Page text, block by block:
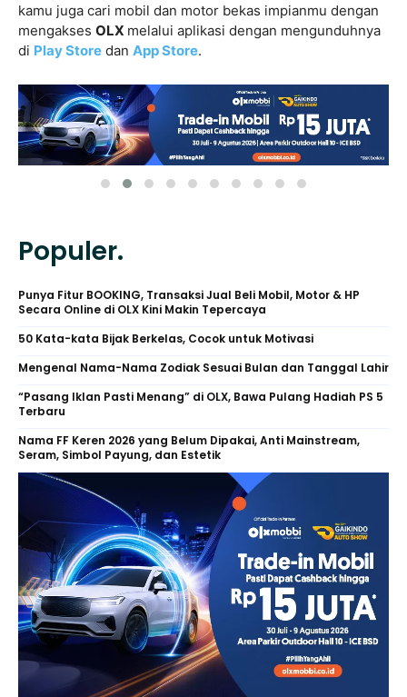
kamu juga cari mobil dan motor bekas impianmu dengan
mengakses OLX melalui aplikasi dengan mengunduhnya
di Play Store dan App Store.
Populer.
Punya Fitur BOOKING, Transaksi Jual Beli Mobil, Motor & HP
Secara Online di OLX Kini Makin Tepercaya
50 Kata-kata Bijak Berkelas, Cocok untuk Motivasi
Mengenal Nama-Nama Zodiak Sesuai Bulan dan Tanggal Lahir
“Pasang Iklan Pasti Menang” di OLX, Bawa Pulang Hadiah PS 5
Terbaru
Nama FF Keren 2026 yang Belum Dipakai, Anti Mainstream,
Seram, Simbol Payung, dan Estetik